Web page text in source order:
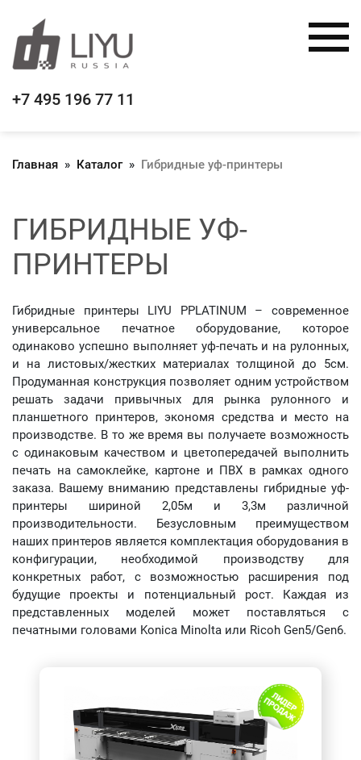
+7 495 196 77 11
Главная » Каталог » Гибридные уф-принтеры
ГИБРИДНЫЕ УФ-
ПРИНТЕРЫ
Гибридные принтеры LIYU PPLATINUM – современное
универсальное печатное оборудование, которое
одинаково успешно выполняет уф-печать и на рулонных,
и на листовых/жестких материалах толщиной до 5см.
Продуманная конструкция позволяет одним устройством
решать задачи привычных для рынка рулонного и
планшетного принтеров, экономя средства и место на
производстве. В то же время вы получаете возможность
с одинаковым качеством и цветопередачей выполнить
печать на самоклейке, картоне и ПВХ в рамках одного
заказа. Вашему вниманию представлены гибридные уф-
принтеры шириной 2,05м и 3,3м различной
производительности. Безусловным преимуществом
наших принтеров является комплектация оборудования в
конфигурации, необходимой производству для
конкретных работ, с возможностью расширения под
будущие проекты и потенциальный рост. Каждая из
представленных моделей может поставляться с
печатными головами Konica Minolta или Ricoh Gen5/Gen6.